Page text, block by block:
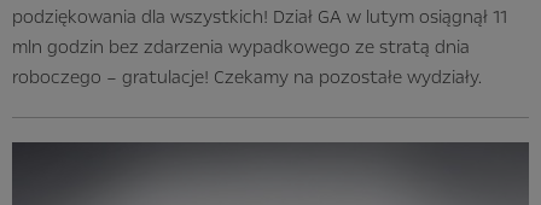
podziękowania dla wszystkich! Dział GA w lutym osiągnął 11
mln godzin bez zdarzenia wypadkowego ze stratą dnia
roboczego – gratulacje! Czekamy na pozostałe wydziały.